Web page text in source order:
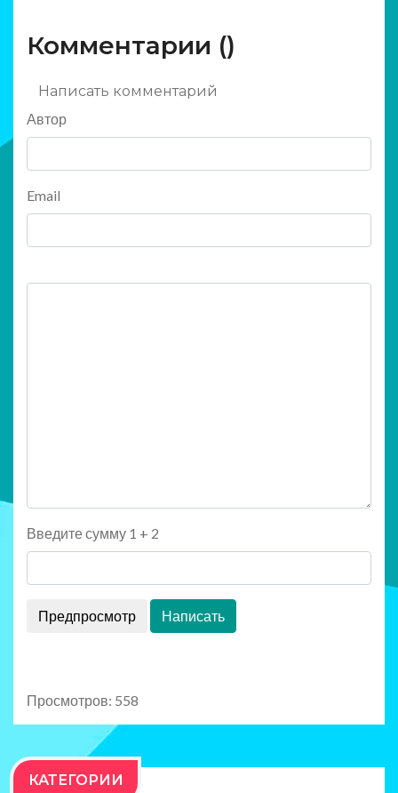
Комментарии ()
Написать комментарий
Автор
Email
Введите сумму 1 + 2
Просмотров: 558
КАТЕГОРИИ